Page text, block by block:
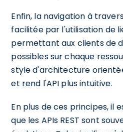
Enfin, la navigation à
facilitée par l'utilisation de
permettant aux clients de
possibles sur chaque
style d'architecture
et rend l'API plus intuitive.
En plus de ces principes, il
que les APIs REST sont